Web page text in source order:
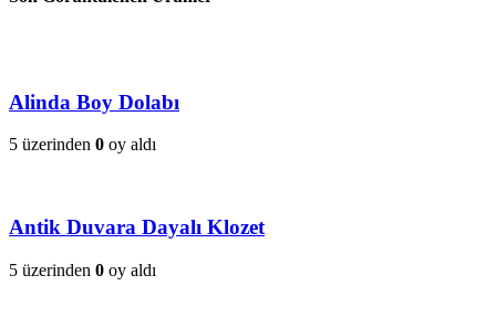
Alinda Boy Dolabı
5 üzerinden 0 oy aldı
Antik Duvara Dayalı Klozet
5 üzerinden 0 oy aldı